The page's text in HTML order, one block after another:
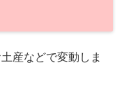
産などで変動しま